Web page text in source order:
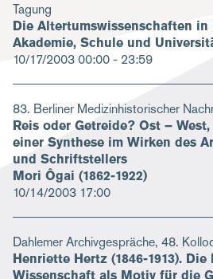
Tagung
Die Altertumswissenschaften in
Akademie, Schule und
10/17/200300:00 - 23:59
83. Berliner Medizinhistorischer
Reis oder Getreide? Ost –
einer Synthese im Wirken des
und Schriftstellers
Mori Ôgai (1862-1922)
10/14/2003 17:00
Dahlemer Archivgespräche, 48.
Henriette Hertz (1846-1913).